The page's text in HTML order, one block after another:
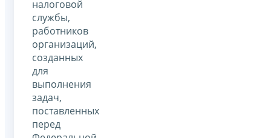
налоговой
службы,
работников
организаций,
созданных
для
выполнения
задач,
поставленных
перед